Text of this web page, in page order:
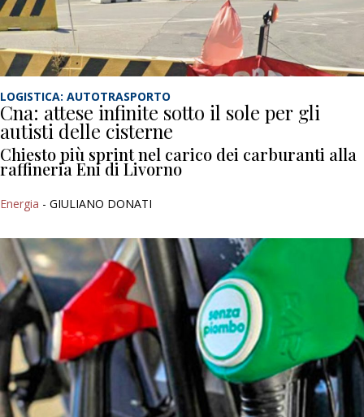
LOGISTICA: AUTOTRASPORTO
Cna: attese infinite sotto il sole per gli
autisti delle cisterne
Chiesto più sprint nel carico dei carburanti alla
raffineria Eni di Livorno
Energia - GIULIANO DONATI